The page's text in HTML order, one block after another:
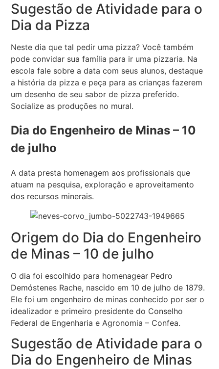
Sugestão de Atividade para o
Dia da Pizza
Neste dia que tal pedir uma pizza? Você também
pode convidar sua família para ir uma pizzaria. Na
escola fale sobre a data com seus alunos, destaque
a história da pizza e peça para as crianças fazerem
um desenho de seu sabor de pizza preferido.
Socialize as produções no mural.
Dia do Engenheiro de Minas – 10
de julho
A data presta homenagem aos profissionais que
atuam na pesquisa, exploração e aproveitamento
dos recursos minerais.
Origem do Dia do Engenheiro
de Minas – 10 de julho
O dia foi escolhido para homenagear Pedro
Demóstenes Rache, nascido em 10 de julho de 1879.
Ele foi um engenheiro de minas conhecido por ser o
idealizador e primeiro presidente do Conselho
Federal de Engenharia e Agronomia – Confea.
Sugestão de Atividade para o
Dia do Engenheiro de Minas